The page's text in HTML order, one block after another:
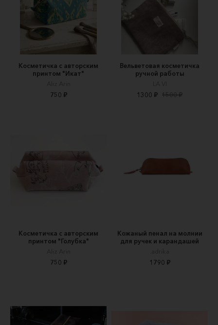
Косметичка с авторским
принтом "Икат"
Aliz Arin
750 ₽
Вельветовая косметичка
ручной работы
LA VI
1300 ₽ 1500 ₽
Косметичка с авторским
принтом "Голубка"
Aliz Arin
750 ₽
Кожаный пенал на молнии
для ручек и карандашей
.adrika
1790 ₽